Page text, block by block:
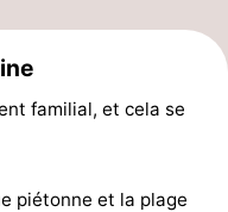
familial, et cela se
piétonne et la plage